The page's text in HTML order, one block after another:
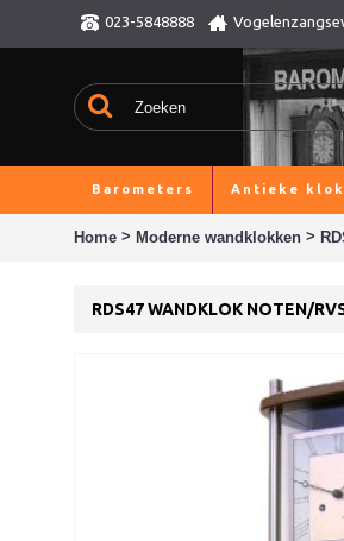
023-5848888
Barometers Antieke klok
Home > Moderne wandklokken >
RDS47 WANDKLOK NOTEN/